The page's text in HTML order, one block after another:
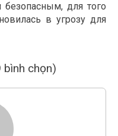
для того
в угрозу для
chọn)